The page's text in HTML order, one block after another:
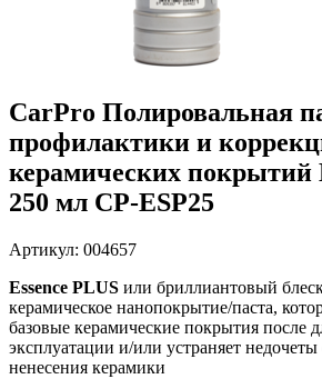
CarPro Полировальная
профилактики и
керамических покрытий
250 мл CP-ESP25
Артикул: 004657
Essence PLUS или бриллиантовый
керамическое нанопокрытие/паста,
базовые керамические покрытия после
эксплуатации и/или устраняет недочеты
ненесения керамики